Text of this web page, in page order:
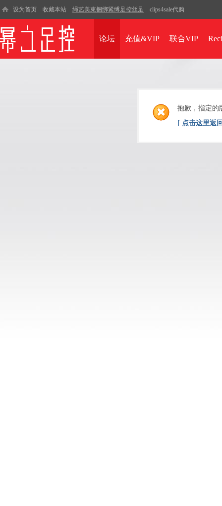
设为首页 收藏本站 绳艺美束捆绑紧缚足控丝足 clips4sale代购
论坛 充值&VIP 联合VIP
抱歉，指定的
[ 点击这里返